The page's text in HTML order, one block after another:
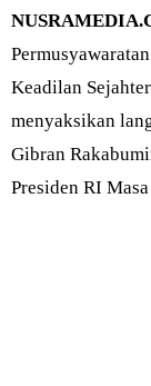
Keadilan
menyaksikan
Gibran
Presiden RI